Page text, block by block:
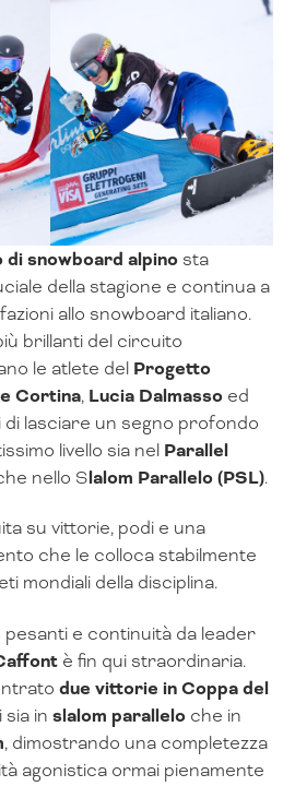
di snowboard alpino sta
della stagione e continua a
allo snowboard italiano.
brillanti del circuito
le atlete del Progetto
Cortina, Lucia Dalmasso ed
di lasciare un segno profondo
livello sia nel Parallel
nello Slalom Parallelo (PSL).
su vittorie, podi e una
che le colloca stabilmente
mondiali della disciplina.
e continuità da leader
è fin qui straordinaria.
due vittorie in Coppa del
sia in slalom parallelo che in
, dimostrando una completezza
agonistica ormai pienamente